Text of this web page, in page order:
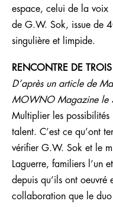
espace, celui de la voix
de G.W. Sok, issue de
singulière et limpide.
RENCONTRE DE
D’après un article de
MOWNO Magazine le
Multiplier les
talent. C’est ce qu’ont
vérifier G.W. Sok et le
Laguerre, familiers l’un
depuis qu’ils ont
collaboration que le